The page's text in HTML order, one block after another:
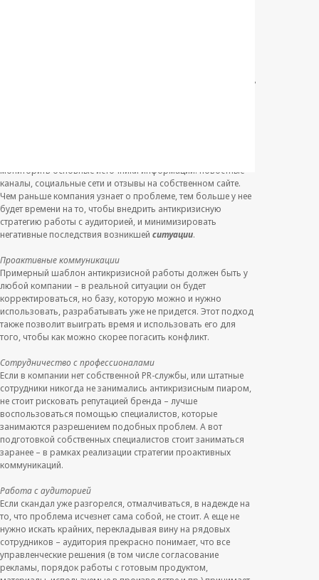
запятнана – это позволит правильно и быстро среагировать
мониторить основные источники информации: новостные
каналы, социальные сети и отзывы на собственном сайте.
Чем раньше компания узнает о проблеме, тем больше у нее
будет времени на то, чтобы внедрить антикризисную
стратегию работы с аудиторией, и минимизировать
негативные последствия возникшей ситуации.
Проактивные коммуникации
Примерный шаблон антикризисной работы должен быть у
любой компании – в реальной ситуации он будет
корректироваться, но базу, которую можно и нужно
использовать, разрабатывать уже не придется. Этот подход
также позволит выиграть время и использовать его для
того, чтобы как можно скорее погасить конфликт.
Сотрудничество с профессионалами
Если в компании нет собственной PR-службы, или штатные
сотрудники никогда не занимались антикризисным пиаром,
не стоит рисковать репутацией бренда – лучше
воспользоваться помощью специалистов, которые
занимаются разрешением подобных проблем. А вот
подготовкой собственных специалистов стоит заниматься
заранее – в рамках реализации стратегии проактивных
коммуникаций.
Работа с аудиторией
Если скандал уже разгорелся, отмалчиваться, в надежде на
то, что проблема исчезнет сама собой, не стоит. А еще не
нужно искать крайних, перекладывая вину на рядовых
сотрудников – аудитория прекрасно понимает, что все
управленческие решения (в том числе согласование
рекламы, порядок работы с готовым продуктом,